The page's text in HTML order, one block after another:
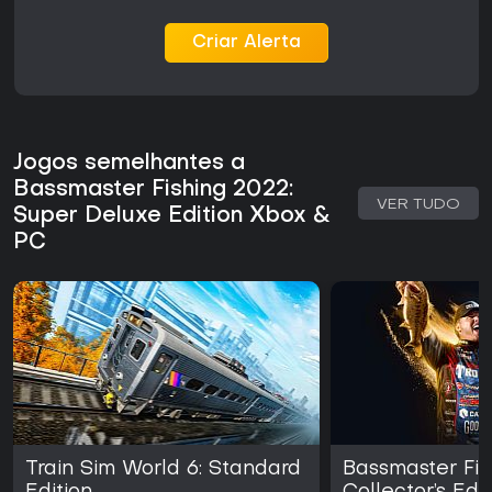
Jogadores dedicados destacam a autenticidade da
mecânica e a satisfação de dominar estratégias
específicas de cada local, embora o ritmo deliberado
Criar Alerta
Jogos semelhantes a
Bassmaster Fishing 2022:
Super Deluxe Edition Xbox &
PC
VER TUDO
Train Sim World 6: Standard
Bassmaster